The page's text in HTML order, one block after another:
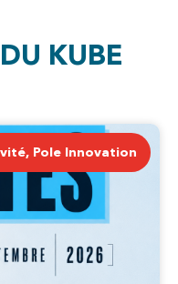
KUBE
, Pole Innovation